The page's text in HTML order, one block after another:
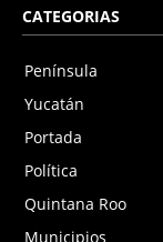
CATEGORIAS
Península
Yucatán
Portada
Política
Quintana Roo
Municipios